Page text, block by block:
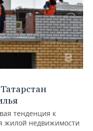
тенденция к
жилой недвижимости